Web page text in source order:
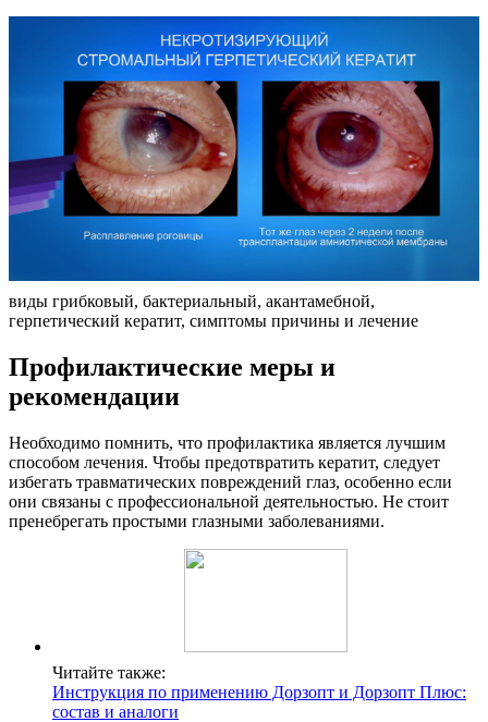
виды грибковый, бактериальный, акантамебной,
герпетический кератит, симптомы причины и лечение
Профилактические меры и
рекомендации
Необходимо помнить, что профилактика является лучшим
способом лечения. Чтобы предотвратить кератит, следует
избегать травматических повреждений глаз, особенно если
они связаны с профессиональной деятельностью. Не стоит
пренебрегать простыми глазными заболеваниями.
Читайте также:
Инструкция по применению Дорзопт и Дорзопт Плюс:
состав и аналоги